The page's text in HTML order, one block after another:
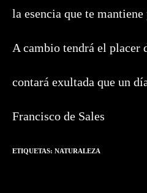
la esencia que te
A cambio tendrá el placer
contará exultada que un
Francisco de Sales
ETIQUETAS: NATURALEZA